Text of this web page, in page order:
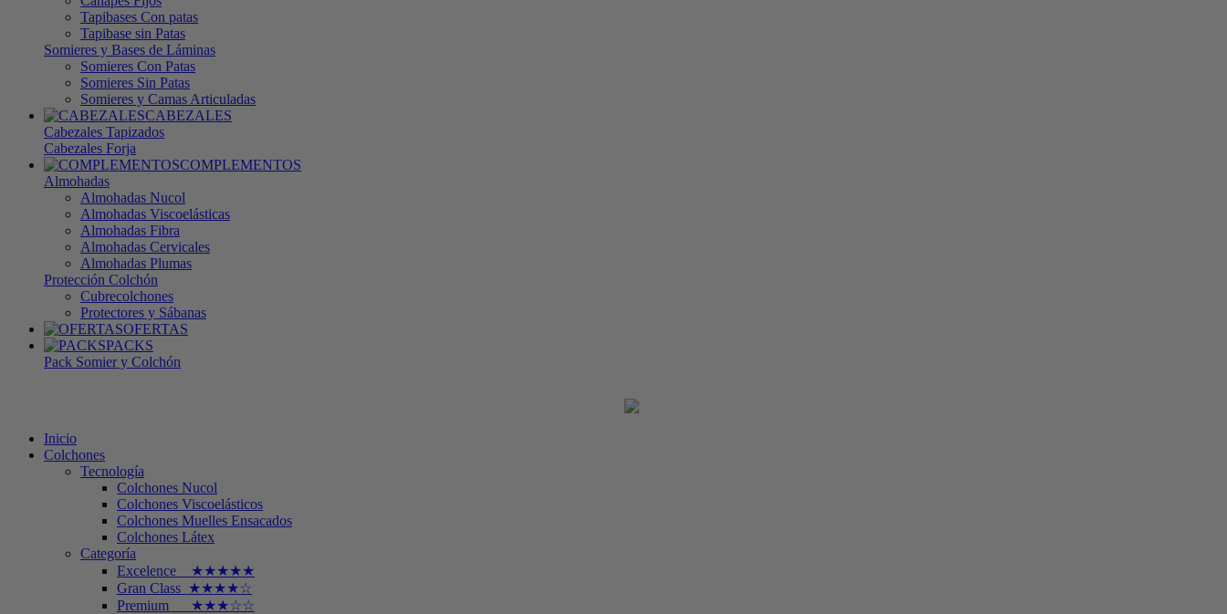
Tapibases Con patas
Tapibase sin Patas
Somieres y Bases de Láminas
Somieres Con Patas
Somieres Sin Patas
Somieres y Camas Articuladas
CABEZALES
Cabezales Tapizados
Cabezales Forja
COMPLEMENTOS
Almohadas
Almohadas Nucol
Almohadas Viscoelásticas
Almohadas Fibra
Almohadas Cervicales
Almohadas Plumas
Protección Colchón
Cubrecolchones
Protectores y Sábanas
OFERTAS
PACKS
Pack Somier y Colchón
Inicio
Colchones
Tecnología
Colchones Nucol
Colchones Viscoelásticos
Colchones Muelles Ensacados
Colchones Látex
Categoría
Excelence ★★★★★
Gran Class ★★★★☆
Premium ★★★☆☆